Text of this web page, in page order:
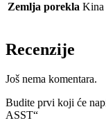
Zemlja porekla Kina
Recenzije
Još nema komentara.
Budite prvi koji će
ASST“